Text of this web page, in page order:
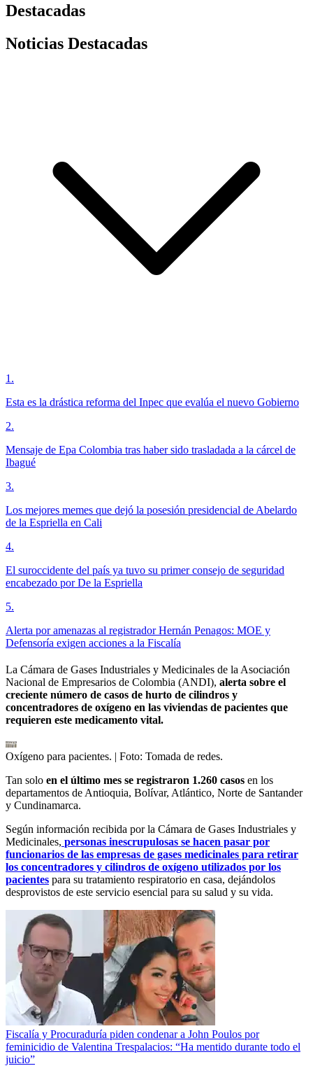
Destacadas
Noticias Destacadas
1 .
Esta es la drástica reforma del Inpec que evalúa el nuevo Gobierno
2.
Mensaje de Epa Colombia tras haber sido trasladada a la cárcel de
Ibagué
3.
Los mejores memes que dejó la posesión presidencial de Abelardo
de la Espriella en Cali
4.
El suroccidente del país ya tuvo su primer consejo de seguridad
encabezado por De la Espriella
5.
Alerta por amenazas al registrador Hernán Penagos: MOE y
Defensoría exigen acciones a la Fiscalía
La Cámara de Gases Industriales y Medicinales de la Asociación
Nacional de Empresarios de Colombia (ANDI), alerta sobre el
creciente número de casos de hurto de cilindros y
concentradores de oxígeno en las viviendas de pacientes que
requieren este medicamento vital.
Oxígeno para pacientes. | Foto: Tomada de redes.
Tan solo en el último mes se registraron 1.260 casos en los
departamentos de Antioquia, Bolívar, Atlántico, Norte de Santander
y Cundinamarca.
Según información recibida por la Cámara de Gases Industriales y
Medicinales, personas inescrupulosas se hacen pasar por
funcionarios de las empresas de gases medicinales para retirar
los concentradores y cilindros de oxígeno utilizados por los
pacientes para su tratamiento respiratorio en casa, dejándolos
desprovistos de este servicio esencial para su salud y su vida.
Fiscalía y Procuraduría piden condenar a John Poulos por
feminicidio de Valentina Trespalacios: “Ha mentido durante todo el
juicio”